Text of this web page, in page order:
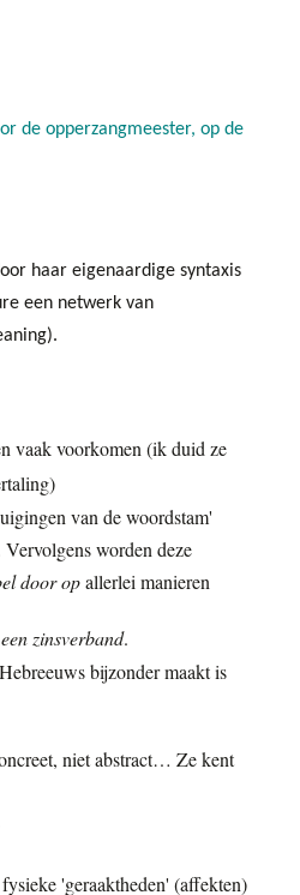
de opperzangmeester, op de
haar eigenaardige syntaxis
een netwerk van
vaak voorkomen (ik duid ze
van de woordstam'
worden deze
door opallerlei manieren
een zinsverband.
bijzonder maakt is
niet abstract… Ze kent
'geraaktheden' (affekten)